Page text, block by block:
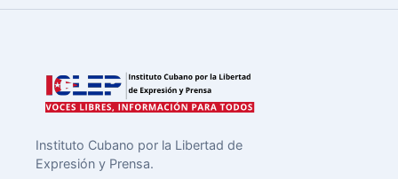
Instituto Cubano por la Libertad de
Expresión y Prensa.